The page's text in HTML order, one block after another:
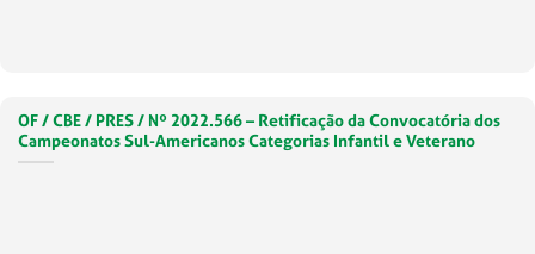
OF / CBE / PRES / Nº 2022.566 – Retificação da Convocatória dos
Campeonatos Sul-Americanos Categorias Infantil e Veterano